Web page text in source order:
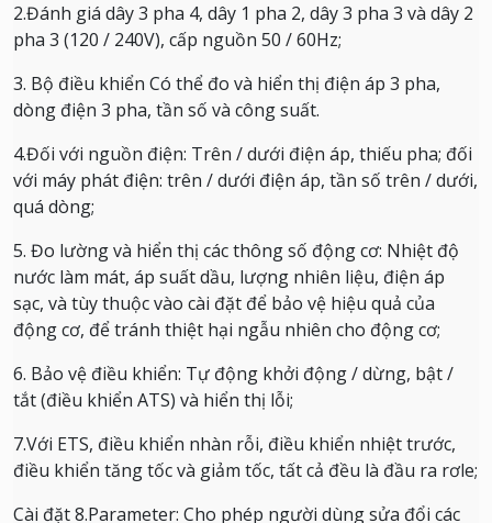
2.Đánh giá dây 3 pha 4, dây 1 pha 2, dây 3 pha 3 và dây 2
pha 3 (120 / 240V), cấp nguồn 50 / 60Hz;
3. Bộ điều khiển Có thể đo và hiển thị điện áp 3 pha,
dòng điện 3 pha, tần số và công suất.
4.Đối với nguồn điện: Trên / dưới điện áp, thiếu pha; đối
với máy phát điện: trên / dưới điện áp, tần số trên / dưới,
quá dòng;
5. Đo lường và hiển thị các thông số động cơ: Nhiệt độ
nước làm mát, áp suất dầu, lượng nhiên liệu, điện áp
sạc, và tùy thuộc vào cài đặt để bảo vệ hiệu quả của
động cơ, để tránh thiệt hại ngẫu nhiên cho động cơ;
6. Bảo vệ điều khiển: Tự động khởi động / dừng, bật /
tắt (điều khiển ATS) và hiển thị lỗi;
7.Với ETS, điều khiển nhàn rỗi, điều khiển nhiệt trước,
điều khiển tăng tốc và giảm tốc, tất cả đều là đầu ra rơle;
Cài đặt 8.Parameter: Cho phép người dùng sửa đổi các